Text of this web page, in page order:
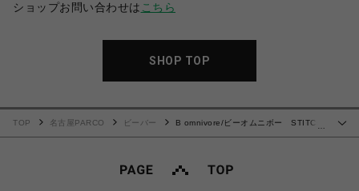
ショップお問い合わせは こちら
SHOP TOP
…
TOP 名古屋PARCO ビーバー
B omnivore/ビーオムニボー STITCH